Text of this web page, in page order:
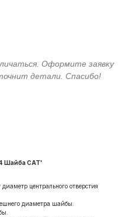
Шайба CAT'
центрального отверстия
диаметра шайбы.